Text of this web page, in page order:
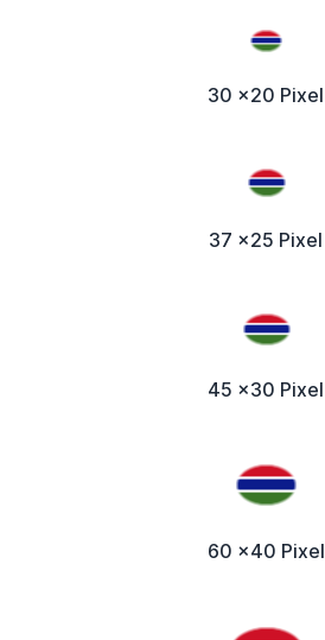
30 x20 Pixel
37 x25 Pixel
45 x30 Pixel
60 x40 Pixel